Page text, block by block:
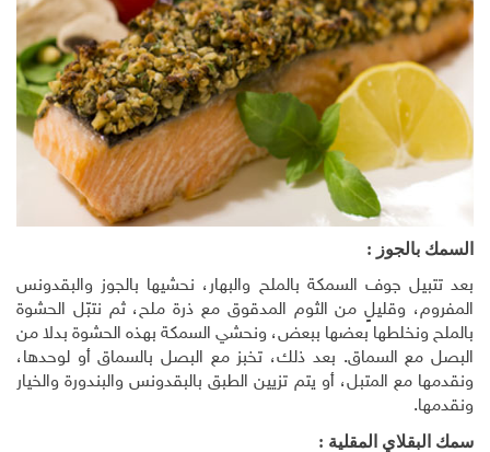
السمك بالجوز :
بعد تتبيل جوف السمكة بالملح والبهار، نحشيها بالجوز والبقدونس
المفروم، وقليلٍ من الثوم المدقوق مع ذرة ملح، ثم نتبّل الحشوة
بالملح ونخلطها بعضها ببعض، ونحشي السمكة بهذه الحشوة بدلا من
البصل مع السماق. بعد ذلك، تخبز مع البصل بالسماق أو لوحدها،
ونقدمها مع المتبل، أو يتم تزيين الطبق بالبقدونس والبندورة والخيار
ونقدمها.
سمك البقلاي المقلية :